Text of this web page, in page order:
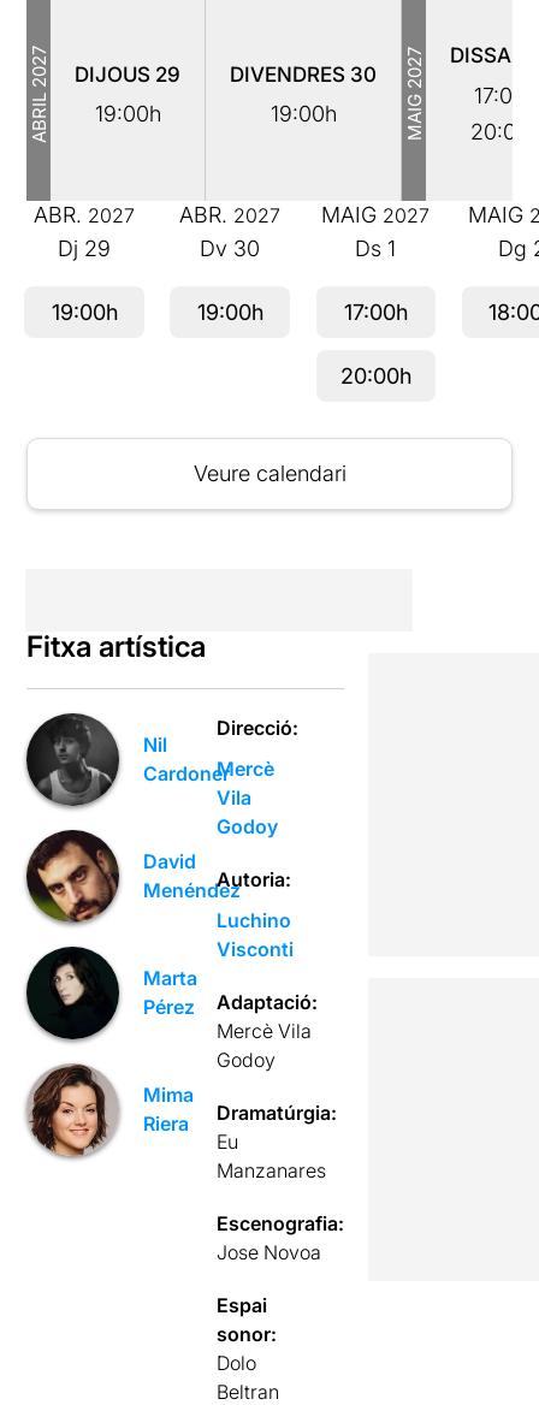
ABRIL
2027 DIJOUS 29
19:00h
DIVENDRES 30
19:00h MAIG
2027
17:00h
ABR. 2027
Dj 29
19:00h
ABR. 2027
Dv 30
19:00h
MAIG 2027
Ds1
17:00h
20:00h
MAIG
Dg
Veure calendari
Fitxa artística
Nil
Cardoner
David
Menéndez
Marta
Pérez
Mima
Riera
Direcció:
Mercè
Vila
Godoy
Autoria:
Luchino
Visconti
Adaptació:
Mercè Vila
Godoy
Dramatúrgia:
Eu
Manzanares
Escenografia:
Jose Novoa
Espai
sonor:
Dolo
Beltran